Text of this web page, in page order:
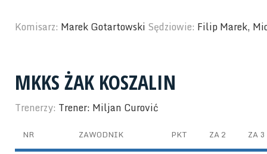
Komisarz: Marek Gotartowski Sędziowie: Filip Marek,
MKKS ŻAK KOSZALIN
Trenerzy: Trener: Miljan Curović
NR ZAWODNIK PKT ZA 2 ZA 3